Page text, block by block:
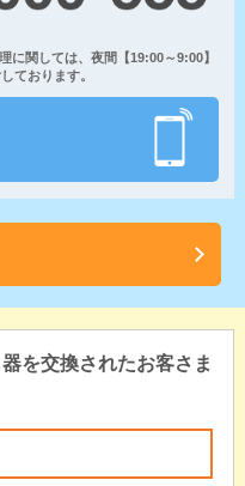
関しては、夜間【19:00～9:00】
ております。
を交換されたお客さま